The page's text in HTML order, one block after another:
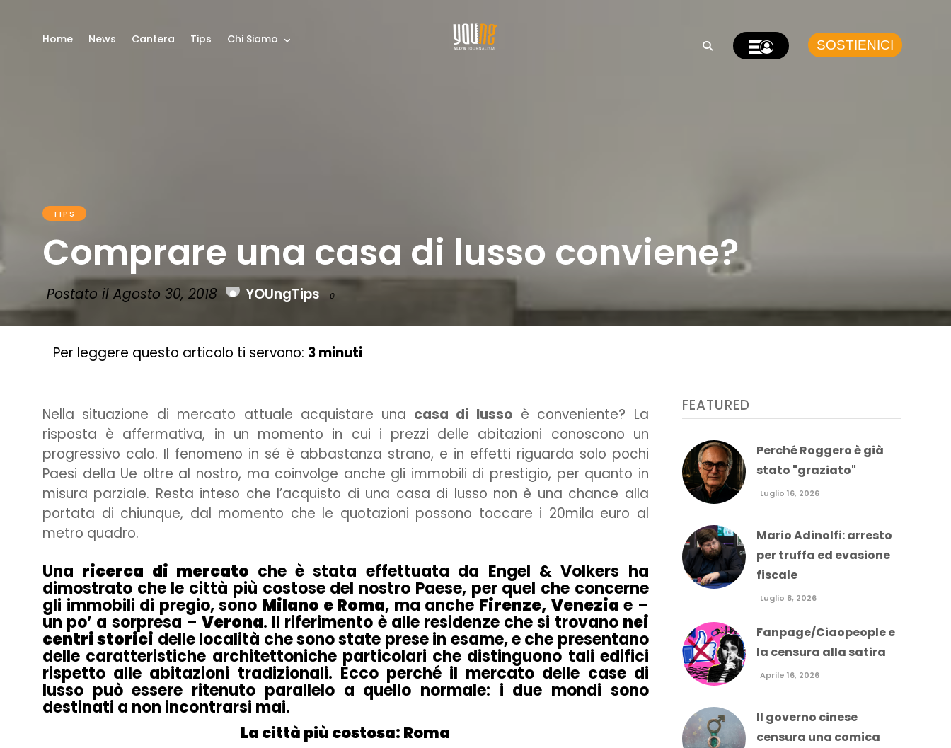
Home News Cantera Tips Chi Siamo SOSTIENICI
TIPS
Comprare una casa di lusso conviene?
Postato il Agosto 30, 2018 YOUngTips 0
Per leggere questo articolo ti servono: 3 minuti
Nella situazione di mercato attuale acquistare una casa di lusso è conveniente? La
risposta è affermativa, in un momento in cui i prezzi delle abitazioni conoscono un
progressivo calo. Il fenomeno in sé è abbastanza strano, e in effetti riguarda solo pochi
Paesi della Ue oltre al nostro, ma coinvolge anche gli immobili di prestigio, per quanto in
misura parziale. Resta inteso che l’acquisto di una casa di lusso non è una chance alla
portata di chiunque, dal momento che le quotazioni possono toccare i 20mila euro al
metro quadro.
Una ricerca di mercato che è stata effettuata da Engel & Volkers ha
dimostrato che le città più costose del nostro Paese, per quel che concerne
gli immobili di pregio, sono Milano e Roma, ma anche Firenze, Venezia e –
un po’ a sorpresa – Verona. Il riferimento è alle residenze che si trovano nei
centri storici delle località che sono state prese in esame, e che presentano
delle caratteristiche architettoniche particolari che distinguono tali edifici
rispetto alle abitazioni tradizionali. Ecco perché il mercato delle case di
lusso può essere ritenuto parallelo a quello normale: i due mondi sono
destinati a non incontrarsi mai.
La città più costosa: Roma
FEATURED
Perché Roggero è già
stato "graziato"
Luglio 16, 2026
Mario Adinolfi: arresto
per truffa ed evasione
fiscale
Luglio 8, 2026
Fanpage/Ciaopeople e
la censura alla satira
Aprile 16, 2026
Il governo cinese
censura una comica